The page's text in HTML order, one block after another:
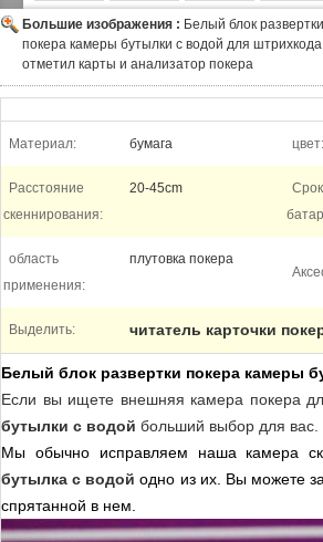
Большие изображения : Белый блок развертки
покера камеры бутылки с водой для штрихкода
отметил карты и анализатор покера
Материал: бумага цвет:
Расстояние
скеннирования:
20-45cm
область
применения:
плутовка покера
Выделить: читатель карточки
Белый блок развертки покера камеры
Если вы ищете внешняя камера покера
бутылки с водой больший выбор для вас.
Мы обычно исправляем наша камера
бутылка с водойодно из их. Вы можете
спрятанной в нем.